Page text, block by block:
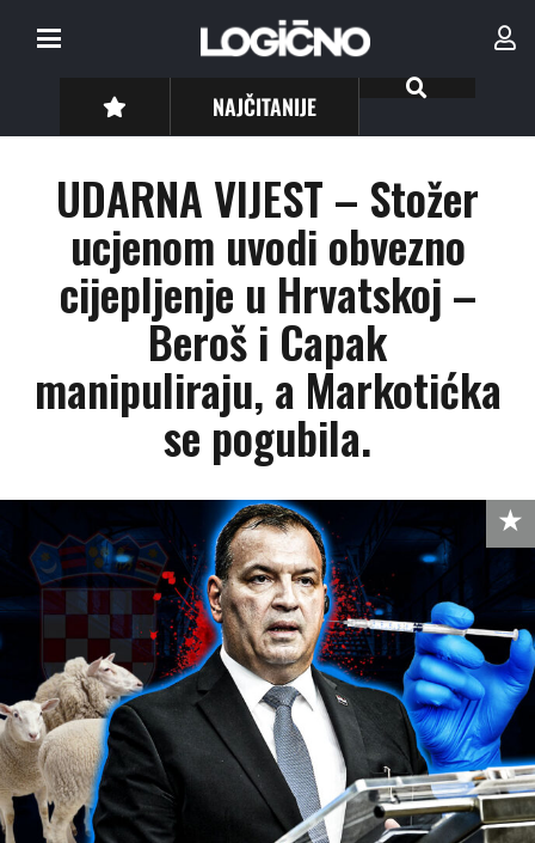
NAJČITANIJE
UDARNA VIJEST – Stožer
ucjenom uvodi obvezno
cijepljenje u Hrvatskoj –
Beroš i Capak
manipuliraju, a Markotićka
se pogubila.